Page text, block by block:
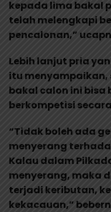
kepada lima bakal
telah melengkapi
pencalonan,”
Lebih lanjut pria
itu
bakal calon ini
berkompetisi
“Tidak boleh ada
menyerang
Kalau dalam
menyerang, maka
terjadi keributan,
kekacauan,”